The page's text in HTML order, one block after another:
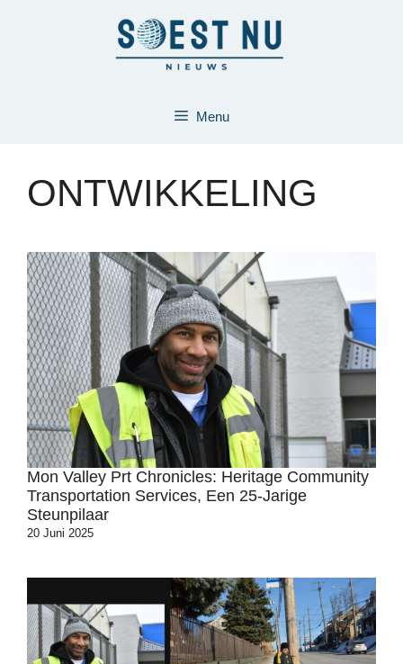
Menu
ONTWIKKELING
Mon Valley Prt Chronicles: Heritage Community
Transportation Services, Een 25-Jarige
Steunpilaar
20 Juni 2025